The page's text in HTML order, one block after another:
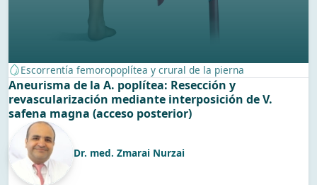
Escorrentía femoropoplítea y crural de la pierna
Aneurisma de la A. poplítea: Resección y
revascularización mediante interposición de V.
safena magna (acceso posterior)
Dr. med. Zmarai Nurzai